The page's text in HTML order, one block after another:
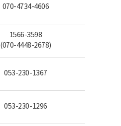
070-4734-4606
1566-3598
(070-4448-2678)
053-230-1367
053-230-1296